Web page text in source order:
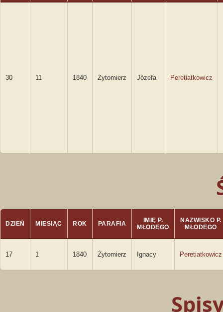
30 11 1840 Żytomierz Józefa Peretiatkowicz
DZIEŃ MIESIĄC ROK PARAFIA
IMIĘ P.
MŁODEGO
NAZWISKO P.
MŁODEGO
17 1 1840 Żytomierz Ignacy Peretiatkowicz